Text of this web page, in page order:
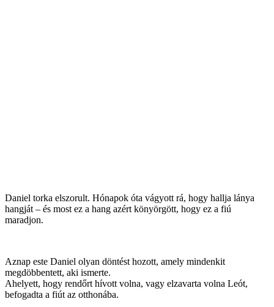
Daniel torka elszorult. Hónapok óta vágyott rá, hogy hallja lánya
hangját – és most ez a hang azért könyörgött, hogy ez a fiú
maradjon.
Aznap este Daniel olyan döntést hozott, amely mindenkit
megdöbbentett, aki ismerte.
Ahelyett, hogy rendőrt hívott volna, vagy elzavarta volna Leót,
befogadta a fiút az otthonába.